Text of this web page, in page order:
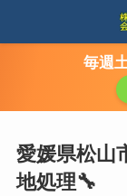
毎週
愛媛県松
地処理🔧